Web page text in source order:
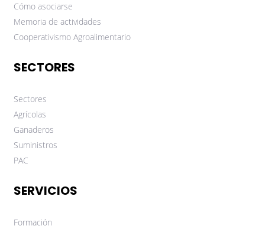
Cómo asociarse
Memoria de actividades
Cooperativismo Agroalimentario
SECTORES
Sectores
Agrícolas
Ganaderos
Suministros
PAC
SERVICIOS
Formación